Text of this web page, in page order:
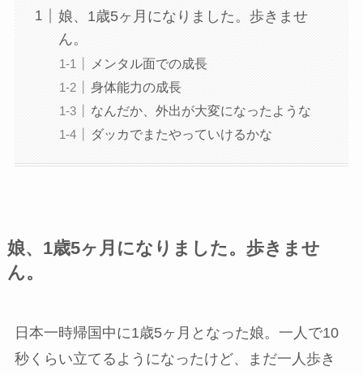
娘、1歳5ヶ月になりました。歩きませ
ん。
メンタル面での成長
身体能力の成長
なんだか、外出が大変になったような
ダッカでまたやっていけるかな
娘、1歳5ヶ月になりました。歩きませ
ん。
日本一時帰国中に1歳5ヶ月となった娘。一人で10
秒くらい立てるようになったけど、まだ一人歩き